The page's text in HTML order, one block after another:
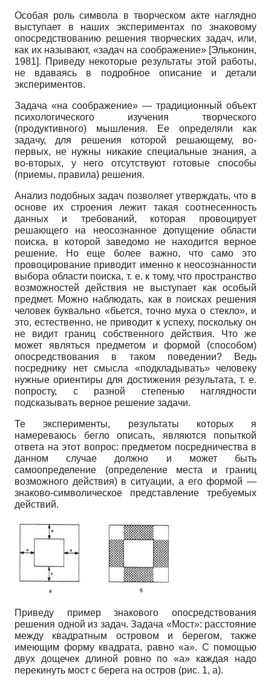
Особая роль символа в творческом акте наглядно
выступает в наших экспериментах по знаковому
опосредствованию решения творческих задач, или,
как их называют, «задач на соображение» [Эльконин,
1981]. Приведу некоторые результаты этой работы,
не вдаваясь в подробное описание и детали
экспериментов.
Задача «на соображение» — традиционный объект
психологического изучения творческого
(продуктивного) мышления. Ее определяли как
задачу, для решения которой решающему, во-
первых, не нужны никакие специальные знания, а
во-вторых, у него отсутствуют готовые способы
(приемы, правила) решения.
Анализ подобных задач позволяет утверждать, что в
основе их строения лежит такая соотнесенность
данных и требований, которая провоцирует
решающего на неосознанное допущение области
поиска, в которой заведомо не находится верное
решение. Но еще более важно, что само это
провоцирование приводит именно к неосознанности
выбора области поиска, т. е. к тому, что пространство
возможностей действия не выступает как особый
предмет. Можно наблюдать, как в поисках решения
человек буквально «бьется, точно муха о стекло», и
это, естественно, не приводит к успеху, поскольку он
не видит границ собственного действия. Что же
может являться предметом и формой (способом)
опосредствования в таком поведении? Ведь
посреднику нет смысла «подкладывать» человеку
нужные ориентиры для достижения результата, т. е.
попросту, с разной степенью наглядности
подсказывать верное решение задачи.
Те эксперименты, результаты которых я
намереваюсь бегло описать, являются попыткой
ответа на этот вопрос: предметом посредничества в
данном случае должно и может быть
самоопределение (определение места и границ
возможного действия) в ситуации, а его формой —
знаково-символическое представление требуемых
действий.
Приведу пример знакового опосредствования
решения одной из задач. Задача «Мост»: расстояние
между квадратным островом и берегом, также
имеющим форму квадрата, равно «а». С помощью
двух дощечек длиной ровно по «а» каждая надо
перекинуть мост с берега на остров (рис. 1, а).